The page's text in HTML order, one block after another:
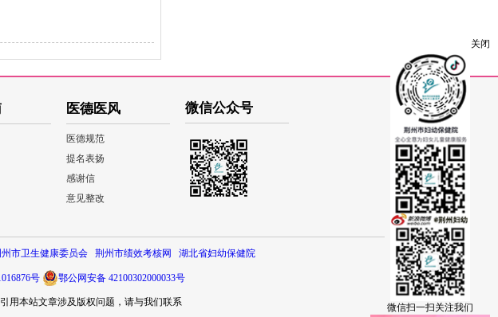
医德医风
医德规范
提名表扬
感谢信
意见整改
微信公众号
市卫生健康委员会 荆州市绩效考核网 湖北省妇幼保健院
号 鄂公网安备 42100302000033号
用本站文章涉及版权问题，请与我们联系
关闭
微信扫一扫关注我们